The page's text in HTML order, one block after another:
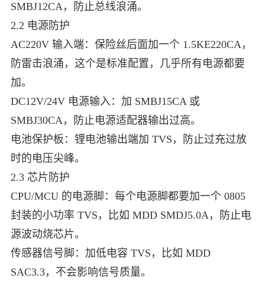
SMBJ12CA，防止总线浪涌。
2.2 电源防护
AC220V 输入端：保险丝后面加一个 1.5KE220CA，
防雷击浪涌，这个是标准配置，几乎所有电源都要
加。
DC12V/24V 电源输入：加 SMBJ15CA 或
SMBJ30CA，防止电源适配器输出过高。
电池保护板：锂电池输出端加 TVS，防止过充过放
时的电压尖峰。
2.3 芯片防护
CPU/MCU 的电源脚：每个电源脚都要加一个 0805
封装的小功率 TVS，比如 MDD SMDJ5.0A，防止电
源波动烧芯片。
传感器信号脚：加低电容 TVS，比如 MDD
SAC3.3，不会影响信号质量。